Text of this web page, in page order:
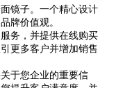
镜子。一个精心设计
牌价值观。
务，并提供在线购买
更多客户并增加销售
于您企业的重要信